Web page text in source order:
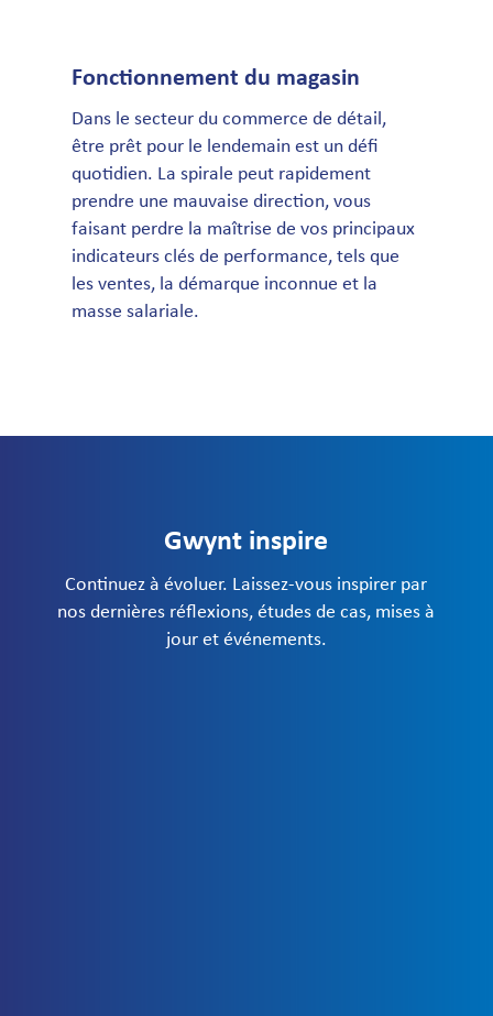
Fonctionnement du magasin
Dans le secteur du commerce de détail,
être prêt pour le lendemain est un défi
quotidien. La spirale peut rapidement
prendre une mauvaise direction, vous
faisant perdre la maîtrise de vos principaux
indicateurs clés de performance, tels que
les ventes, la démarque inconnue et la
masse salariale.
Gwynt inspire
Continuez à évoluer. Laissez-vous inspirer par
nos dernières réflexions, études de cas, mises à
jour et événements.